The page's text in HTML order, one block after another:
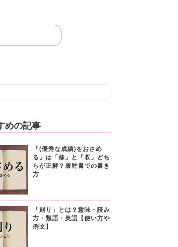
めの記事
「(優秀な成績)をおさめ
る」は「修」と「収」どち
らが正解？履歴書での書き
方
「則り」とは？意味・読み
方・類語・英語【使い方や
例文】